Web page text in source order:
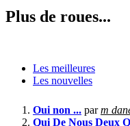
Plus de roues...
Les meilleures
Les nouvelles
Oui non ... parm
Qui De Nous Deux